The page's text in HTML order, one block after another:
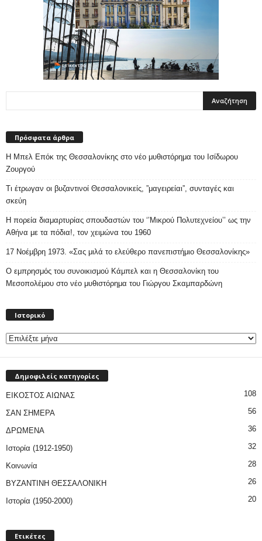
Πρόσφατα άρθρα
Η Μπελ Επόκ της Θεσσαλονίκης στο νέο μυθιστόρημα του Ισίδωρου
Ζουργού
Τι έτρωγαν οι βυζαντινοί Θεσσαλονικείς, ”μαγειρείαι”, συνταγές και
σκεύη
Η πορεία διαμαρτυρίας σπουδαστών του ‘’Μικρού Πολυτεχνείου’’ ως την
Αθήνα με τα πόδια!, τον χειμώνα του 1960
17 Νοέμβρη 1973. «Σας μιλά το ελεύθερο πανεπιστήμιο Θεσσαλονίκης»
Ο εμπρησμός του συνοικισμού Κάμπελ και η Θεσσαλονίκη του
Μεσοπολέμου στο νέο μυθιστόρημα του Γιώργου Σκαμπαρδώνη
Ιστορικό
Δημοφιλείς κατηγορίες
ΕΙΚΟΣΤΟΣ ΑΙΩΝΑΣ 108
ΣΑΝ ΣΗΜΕΡΑ 56
ΔΡΩΜΕΝΑ 36
Ιστορία (1912-1950) 32
Κοινωνία 28
ΒΥΖΑΝΤΙΝΗ ΘΕΣΣΑΛΟΝΙΚΗ 26
Ιστορία (1950-2000) 20
Ετικέτες